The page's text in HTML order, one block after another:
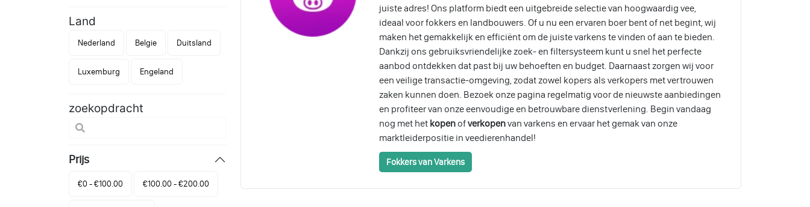
Land
Nederland Belgie Duitsland
Luxemburg Engeland
zoekopdracht
Prijs
€0 - €100.00 €100.00 - €200.00
juiste adres! Ons platform biedt een uitgebreide selectie van hoogwaardig vee,
ideaal voor fokkers en landbouwers. Of u nu een ervaren boer bent of net begint, wij
maken het gemakkelijk en efficiënt om de juiste varkens te vinden of aan te bieden.
Dankzij ons gebruiksvriendelijke zoek- en filtersysteem kunt u snel het perfecte
aanbod ontdekken dat past bij uw behoeften en budget. Daarnaast zorgen wij voor
een veilige transactie-omgeving, zodat zowel kopers als verkopers met vertrouwen
zaken kunnen doen. Bezoek onze pagina regelmatig voor de nieuwste aanbiedingen
en profiteer van onze eenvoudige en betrouwbare dienstverlening. Begin vandaag
nog met het kopen ofverkopenvan varkens en ervaar het gemak van onze
marktleiderpositie in veedierenhandel!
Fokkers van Varkens